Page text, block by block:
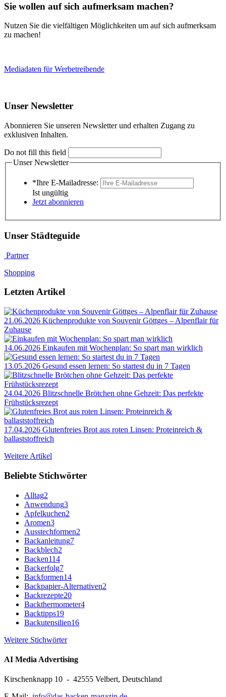
Sie wollen auf sich aufmerksam machen?
Nutzen Sie die vielfältigen Möglichkeiten um auf sich aufmerksam
zu machen!
Mediadaten für Werbetreibende
Unser Newsletter
Abonnieren Sie unseren Newsletter und erhalten Zugang zu
exklusiven Inhalten.
Do not fill this field
Unser Newsletter
*Ihre E-Mailadresse:
Ist ungültig
Jetzt abonnieren
Unser Städteguide
Partner
Shopping
Letzten Artikel
21.06.2026 Küchenprodukte von Souvenir Göttges – Alpenflair für
Zuhause
14.06.2026 Einkaufen mit Wochenplan: So spart man wirklich
13.05.2026 Gesund essen lernen: So startest du in 7 Tagen
24.04.2026 Blitzschnelle Brötchen ohne Gehzeit: Das perfekte
Frühstücksrezept
17.04.2026 Glutenfreies Brot aus roten Linsen: Proteinreich &
ballaststoffreich
Weitere Artikel
Beliebte Stichwörter
Alltag2
Anwendung3
Apfelkuchen2
Aromen3
Ausstechformen2
Backanleitung7
Backblech2
Backen114
Backerfolg7
Backformen14
Backpapier-Alternativen2
Backrezepte20
Backthermometer4
Backtipps19
Backutensilien16
Weitere Stichwörter
AI Media Advertising
Kirschenknapp 10 - 42555 Velbert, Deutschland